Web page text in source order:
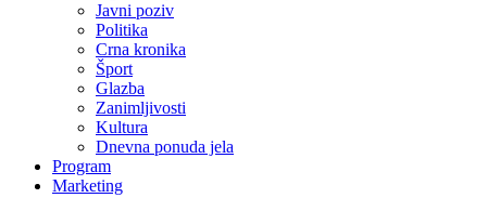
Javni poziv
Politika
Crna kronika
Šport
Glazba
Zanimljivosti
Kultura
Dnevna ponuda jela
Program
Marketing